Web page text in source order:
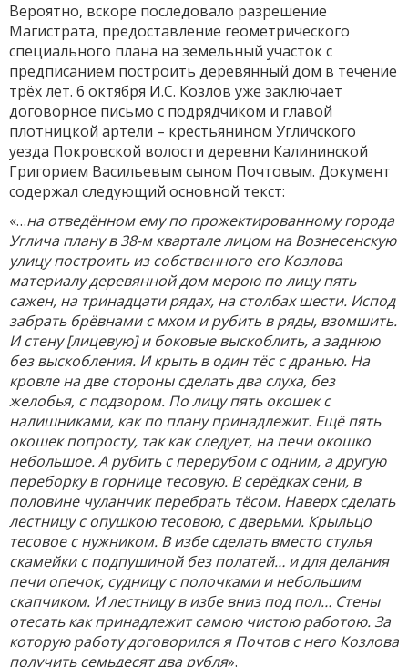
Вероятно, вскоре последовало разрешение
Магистрата, предоставление геометрического
специального плана на земельный участок с
предписанием построить деревянный дом в течение
трёх лет. 6 октября И.С. Козлов уже заключает
договорное письмо с подрядчиком и главой
плотницкой артели – крестьянином Угличского
уезда Покровской волости деревни Калининской
Григорием Васильевым сыном Почтовым. Документ
содержал следующий основной текст:
«…на отведённом ему по прожектированному города
Углича плану в 38-м квартале лицом на Вознесенскую
улицу построить из собственного его Козлова
материалу деревянной дом мерою по лицу пять
сажен, на тринадцати рядах, на столбах шести. Испод
забрать брёвнами с мхом и рубить в ряды, взомшить.
И стену [лицевую] и боковые выскоблить, а заднюю
без выскобления. И крыть в один тёс с дранью. На
кровле на две стороны сделать два слуха, без
желобья, с подзором. По лицу пять окошек с
налишниками, как по плану принадлежит. Ещё пять
окошек попросту, так как следует, на печи окошко
небольшое. А рубить с перерубом с одним, а другую
переборку в горнице тесовую. В серёдках сени, в
половине чуланчик перебрать тёсом. Наверх сделать
лестницу с опушкою тесовою, с дверьми. Крыльцо
тесовое с нужником. В избе сделать вместо стулья
скамейки с подпушиной без полатей… и для делания
печи опечок, судницу с полочками и небольшим
скапчиком. И лестницу в избе вниз под пол… Стены
отесать как принадлежит самою чистою работою. За
которую работу договорился я Почтов с него Козлова
получить семьдесят два рубля».